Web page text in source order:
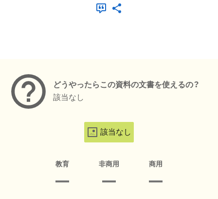
どうやったらこの資料の文書を使えるの？
該当なし
該当なし
教育 非商用 商用